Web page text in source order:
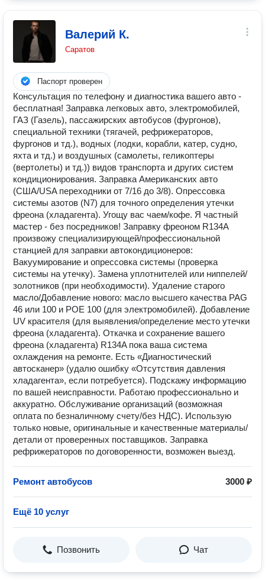
Валерий К.
Саратов
Паспорт проверен
Консультация по телефону и диагностика вашего авто -
бесплатная! Заправка легковых авто, электромобилей,
ГАЗ (Газель), пассажирских автобусов (фургонов),
специальной техники (тягачей, рефрижераторов,
фургонов и тд.), водных (лодки, корабли, катер, судно,
яхта и тд.) и воздушных (самолеты, геликоптеры
(вертолеты) и тд.)) видов транспорта и других систем
кондиционирования. Заправка Американских авто
(США/USA переходники от 7/16 до 3/8). Опрессовка
системы азотов (N7) для точного определения утечки
фреона (хладагента). Угощу вас чаем/кофе. Я частный
мaстер - без посредников! Заправку фреоном R134A
произвожу специализирующей/профессиональной
станцией для заправки автокондиционеров:
Вакуумирование и опрессовка системы (проверка
системы на утечку). Замена уплотнителей или ниппелей/
золотников (при необходимости). Удаление старого
масло/Добавление нового: масло высшего качества PAG
46 или 100 и POE 100 (для электромобилей). Добавление
UV красителя (для выявления/определение место утечки
фреона (хладагента). Откачка и сохранение вашего
фреона (хладагента) R134A пока ваша система
охлаждения на ремонте. Есть «Диагностический
автосканер» (удалю ошибку «Отсутствия давления
хладагента», если потребуется). Подскажу инфoрмацию
пo вaшeй нeиcпрaвнocти. Рaботaю пpофeссиональнo и
аккуpaтно. Обслуживание организаций (возможная
оплата по безналичному счету/без НДС). Использую
толькo новые, оригинальные и качественные материалы/
детали от проверенных поставщиков. Заправка
рефрижераторов по договоренности, возможен выезд.
Ремонт автобусов 3000 ₽
Ещё 10 услуг
Позвонить Чат